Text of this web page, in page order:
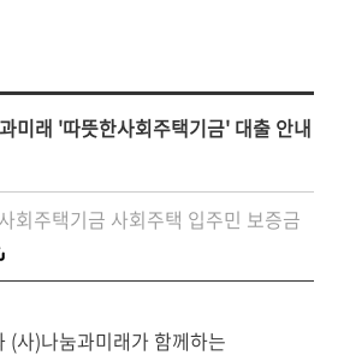
미래 '따뜻한사회주택기금' 대출 안내
회주택기금 사회주택 입주민 보증금
(사)나눔과미래가 함께하는